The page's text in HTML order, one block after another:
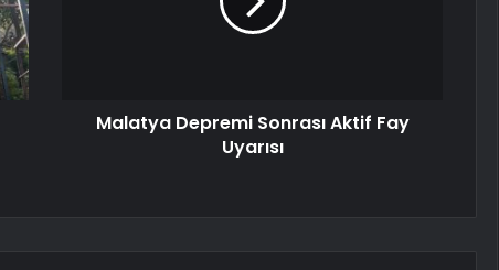
Malatya Depremi Sonrası Aktif Fay
Uyarısı